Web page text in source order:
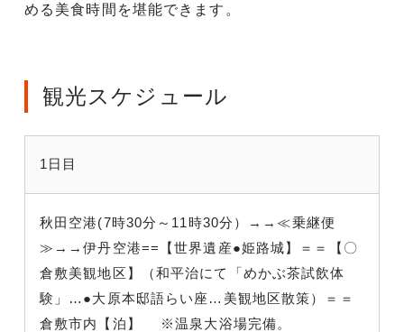
める美食時間を堪能できます。
観光スケジュール
1日目
秋田空港(7時30分～11時30分）→→≪乗継便
≫→→伊丹空港==【世界遺産●姫路城】＝＝【〇
倉敷美観地区】（和平治にて「めかぶ茶試飲体
験」…●大原本邸語らい座…美観地区散策）＝＝
倉敷市内【泊】 ※温泉大浴場完備。